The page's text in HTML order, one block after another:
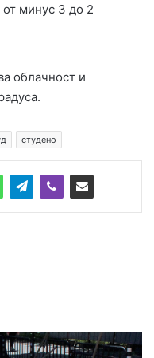
минус 3 до 2
облачност и
студено